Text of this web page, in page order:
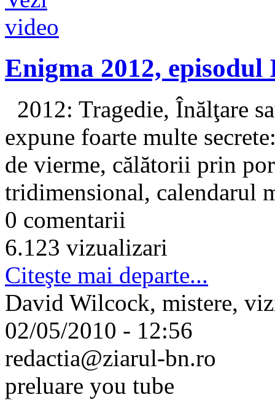
Enigma 2012,
2012: Tragedie, Înălţare
expune foarte multe
de vierme, călătorii prin
tridimensional, calendarul
0 comentarii
6.123 vizualizari
Citeşte mai departe...
David Wilcock, mistere,
02/05/2010 - 12:56
redactia@ziarul-bn.ro
preluare you tube